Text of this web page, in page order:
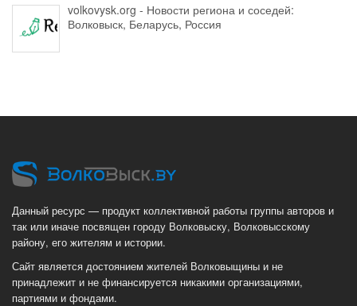
volkovysk.org - Новости региона и соседей:
Волковыск, Беларусь, Россия
Данный ресурс — продукт коллективной работы группы авторов и
так или иначе посвящен городу Волковыску, Волковысскому
району, его жителям и истории.
Сайт является достоянием жителей Волковыщины и не
принадлежит и не финансируется никакими организациями,
партиями и фондами.